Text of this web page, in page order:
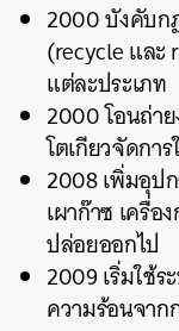
2000 บังคับก
(recycle และ
แต่ละประเภท
2000 โอนถ่า
โตเกียวจัดกา
2008 เพิ่มอุปก
เผาก๊าซ เครื่
ปล่อยออกไป
2009 เริ่มใช้
ความร้อนจาก